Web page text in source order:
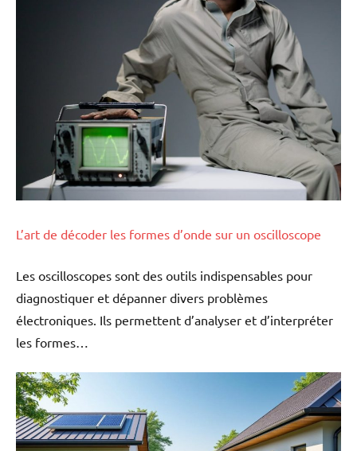
L’art de décoder les formes d’onde sur un oscilloscope
Les oscilloscopes sont des outils indispensables pour
diagnostiquer et dépanner divers problèmes
électroniques. Ils permettent d’analyser et d’interpréter
les formes…